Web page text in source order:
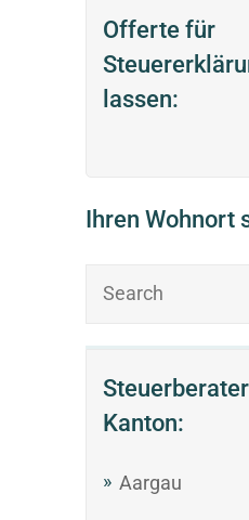
Offerte für
lassen:
Ihren Wohnort
Kanton:
Aargau